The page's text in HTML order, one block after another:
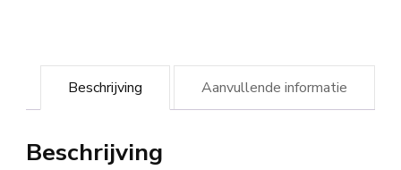
Beschrijving Aanvullende informatie
Beschrijving